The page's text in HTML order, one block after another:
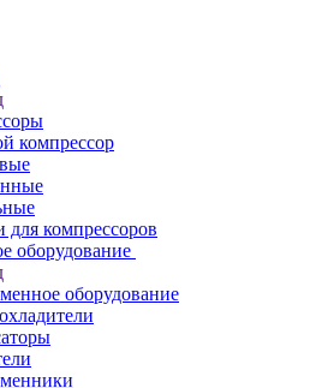
компрессор
для компрессоров
оборудование
оборудование